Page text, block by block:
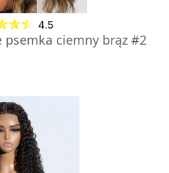
4.5
psemka ciemny brąz #2